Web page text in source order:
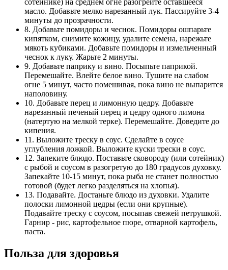
сотейнике) на среднем огне разогрейте оставшееся
масло. Добавьте мелко нарезанный лук. Пассируйте 3-4
минуты до прозрачности.
8. Добавьте помидоры и чеснок. Помидоры ошпарьте
кипятком, снимите кожицу, удалите семена, нарежьте
мякоть кубиками. Добавьте помидоры и измельченный
чеснок к луку. Жарьте 2 минуты.
9. Добавьте паприку и вино. Посыпьте паприкой.
Перемешайте. Влейте белое вино. Тушите на слабом
огне 5 минут, часто помешивая, пока вино не выпарится
наполовину.
10. Добавьте перец и лимонную цедру. Добавьте
нарезанный печеный перец и цедру одного лимона
(натертую на мелкой терке). Перемешайте. Доведите до
кипения.
11. Выложите треску в соус. Сделайте в соусе
углубления ложкой. Выложите куски трески в соус.
12. Запеките блюдо. Поставьте сковороду (или сотейник)
с рыбой и соусом в разогретую до 180 градусов духовку.
Запекайте 10-15 минут, пока рыба не станет полностью
готовой (будет легко разделяться на хлопья).
13. Подавайте. Достаньте блюдо из духовки. Удалите
полоски лимонной цедры (если они крупные).
Подавайте треску с соусом, посыпав свежей петрушкой.
Гарнир - рис, картофельное пюре, отварной картофель,
паста.
Польза для здоровья